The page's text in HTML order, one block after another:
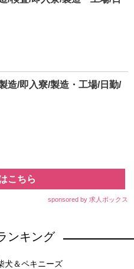
造/即入寮/製造・工場/日勤/
こちら
sponsored by 求人ボックス
ンキング
犬＆ペキニーズ